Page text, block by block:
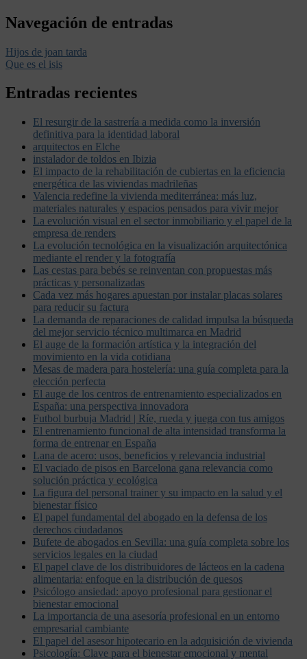
Navegación de entradas
Hijos de joan tarda
Que es el isis
Entradas recientes
El resurgir de la sastrería a medida como la inversión
definitiva para la identidad laboral
arquitectos en Elche
instalador de toldos en Ibizia
El impacto de la rehabilitación de cubiertas en la eficiencia
energética de las viviendas madrileñas
Valencia redefine la vivienda mediterránea: más luz,
materiales naturales y espacios pensados para vivir mejor
La evolución visual en el sector inmobiliario y el papel de la
empresa de renders
La evolución tecnológica en la visualización arquitectónica
mediante el render y la fotografía
Las cestas para bebés se reinventan con propuestas más
prácticas y personalizadas
Cada vez más hogares apuestan por instalar placas solares
para reducir su factura
La demanda de reparaciones de calidad impulsa la búsqueda
del mejor servicio técnico multimarca en Madrid
El auge de la formación artística y la integración del
movimiento en la vida cotidiana
Mesas de madera para hostelería: una guía completa para la
elección perfecta
El auge de los centros de entrenamiento especializados en
España: una perspectiva innovadora
Futbol burbuja Madrid | Ríe, rueda y juega con tus amigos
El entrenamiento funcional de alta intensidad transforma la
forma de entrenar en España
Lana de acero: usos, beneficios y relevancia industrial
El vaciado de pisos en Barcelona gana relevancia como
solución práctica y ecológica
La figura del personal trainer y su impacto en la salud y el
bienestar físico
El papel fundamental del abogado en la defensa de los
derechos ciudadanos
Bufete de abogados en Sevilla: una guía completa sobre los
servicios legales en la ciudad
El papel clave de los distribuidores de lácteos en la cadena
alimentaria: enfoque en la distribución de quesos
Psicólogo ansiedad: apoyo profesional para gestionar el
bienestar emocional
La importancia de una asesoría profesional en un entorno
empresarial cambiante
El papel del asesor hipotecario en la adquisición de vivienda
Psicología: Clave para el bienestar emocional y mental